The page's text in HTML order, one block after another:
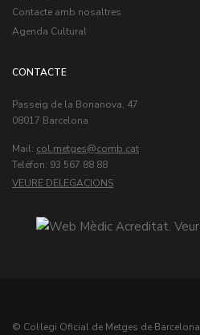
Contacte amb nosaltres
Agenda Cultural
CONTACTE
Passeig de la Bonanova, 47
08017 Barcelona
Mail: col.metges
Teléfon: 93 567 88 88
VEURE DELEGACIONS
© Col·legi Oficial de Metges de Barcelona